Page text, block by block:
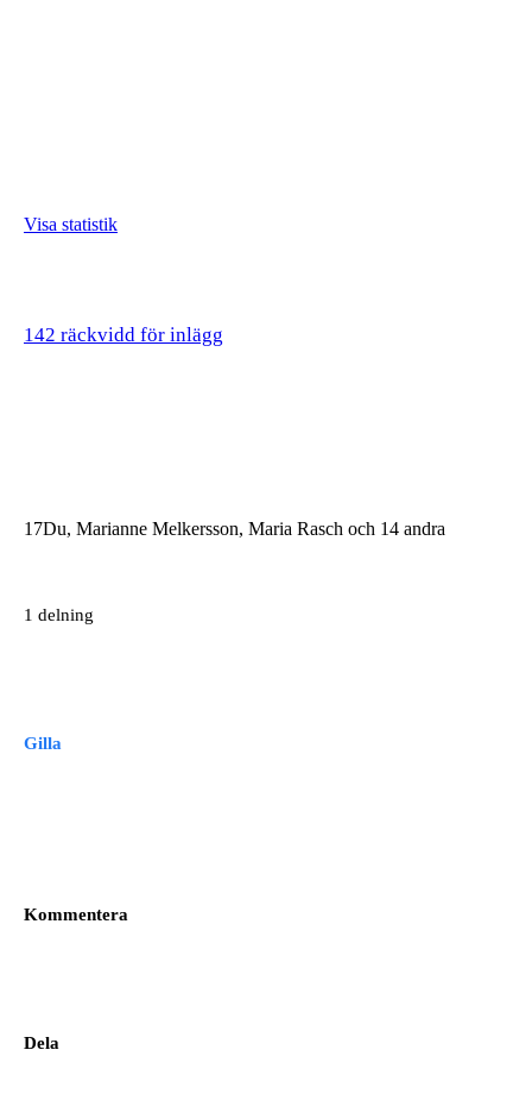
Visa statistik
142 räckvidd för inlägg
17Du, Marianne Melkersson, Maria Rasch och 14 andra
1 delning
Gilla
Kommentera
Dela